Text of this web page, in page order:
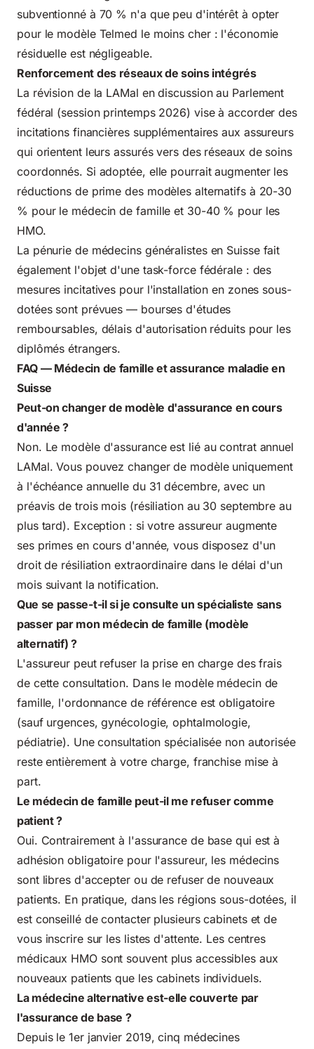
subventionné à 70 % n'a que peu d'intérêt à opter
pour le modèle Telmed le moins cher : l'économie
résiduelle est négligeable.
Renforcement des réseaux de soins intégrés
La révision de la LAMal en discussion au Parlement
fédéral (session printemps 2026) vise à accorder des
incitations financières supplémentaires aux assureurs
qui orientent leurs assurés vers des réseaux de soins
coordonnés. Si adoptée, elle pourrait augmenter les
réductions de prime des modèles alternatifs à 20-30
% pour le médecin de famille et 30-40 % pour les
HMO.
La pénurie de médecins généralistes en Suissefait
également l'objet d'une task-force fédérale : des
mesures incitatives pour l'installation en zones sous-
dotées sont prévues — bourses d'études
remboursables, délais d'autorisation réduits pour les
diplômés étrangers.
FAQ — Médecin de famille et assurance maladie en
Suisse
Peut-on changer de modèle d'assurance en cours
d'année ?
Non. Le modèle d'assurance est lié au contrat annuel
LAMal. Vous pouvez changer de modèle uniquement
à l'échéance annuelle du 31 décembre, avec un
préavis de trois mois (résiliation au 30 septembre au
plus tard). Exception : si votre assureur augmente
ses primes en cours d'année, vous disposez d'un
droit de résiliation extraordinaire dans le délai d'un
mois suivant la notification.
Que se passe-t-il si je consulte un spécialiste sans
passer par mon médecin de famille (modèle
alternatif) ?
L'assureur peut refuser la prise en charge des frais
de cette consultation. Dans le modèle médecin de
famille, l'ordonnance de référence est obligatoire
(sauf urgences, gynécologie, ophtalmologie,
pédiatrie). Une consultation spécialisée non autorisée
reste entièrement à votre charge, franchise mise à
part.
Le médecin de famille peut-il me refuser comme
patient ?
Oui. Contrairement à l'assurance de base qui est à
adhésion obligatoire pour l'assureur, les médecins
sont libres d'accepter ou de refuser de nouveaux
patients. En pratique, dans les régions sous-dotées, il
est conseillé de contacter plusieurs cabinets et de
vous inscrire sur les listes d'attente. Les centres
médicaux HMO sont souvent plus accessibles aux
nouveaux patients que les cabinets individuels.
La médecine alternative est-elle couverte par
l'assurance de base ?
Depuis le 1er janvier 2019, cinq médecines